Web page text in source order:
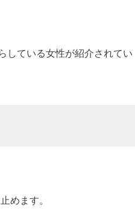
している女性が紹介されてい
めます。